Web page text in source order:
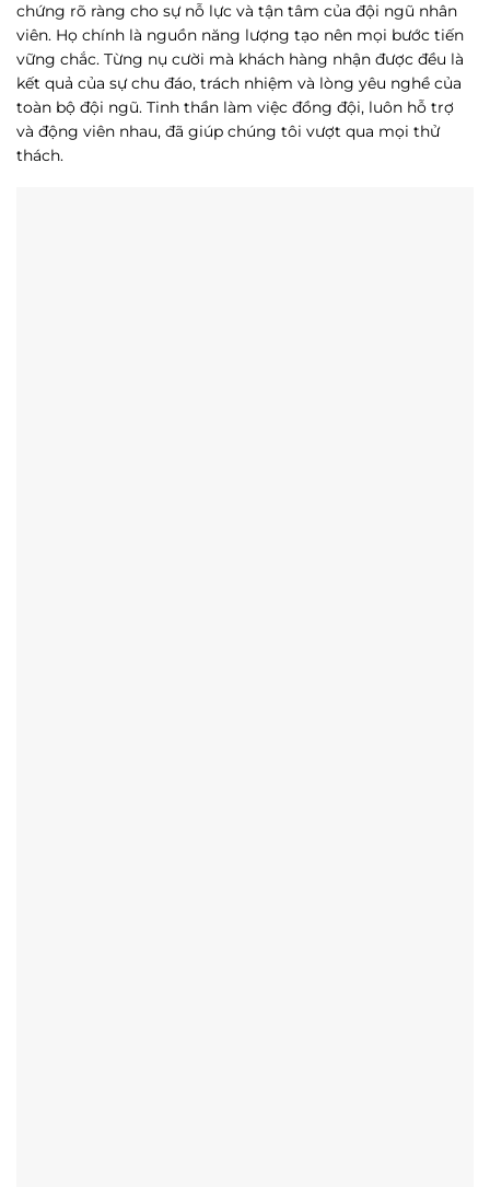
chứng rõ ràng cho sự nỗ lực và tận tâm của đội ngũ nhân
viên. Họ chính là nguồn năng lượng tạo nên mọi bước tiến
vững chắc. Từng nụ cười mà khách hàng nhận được đều là
kết quả của sự chu đáo, trách nhiệm và lòng yêu nghề của
toàn bộ đội ngũ. Tinh thần làm việc đồng đội, luôn hỗ trợ
và động viên nhau, đã giúp chúng tôi vượt qua mọi thử
thách.